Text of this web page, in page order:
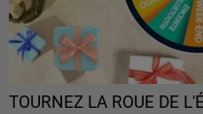
TOURNEZ LA ROUE DE